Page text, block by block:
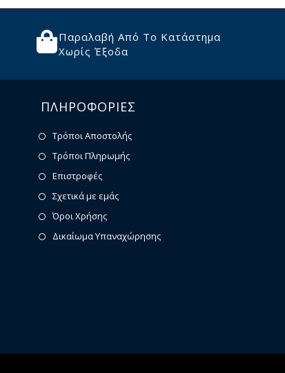
Παραλαβή Από Το Κατάστημα
Χωρίς Έξοδα
ΠΛΗΡΟΦΟΡΙΕΣ
Τρόποι Αποστολής
Τρόποι Πληρωμής
Επιστροφές
Σχετικά με εμάς
Όροι Χρήσης
Δικαίωμα Υπαναχώρησης